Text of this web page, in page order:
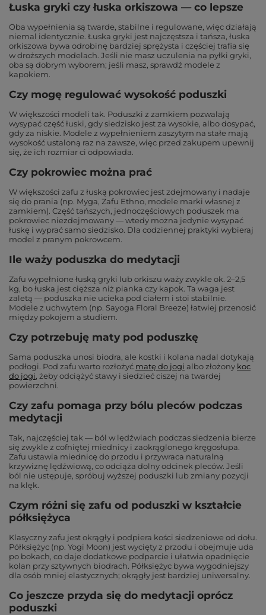
Łuska gryki czy łuska orkiszowa — co lepsze
Oba wypełnienia są twarde, stabilne i regulowane, więc działają
niemal identycznie. Łuska gryki jest najczęstsza i tańsza, łuska
orkiszowa bywa odrobinę bardziej sprężysta i częściej trafia się
w droższych modelach. Jeśli nie masz uczulenia na pyłki gryki,
oba są dobrym wyborem; jeśli masz, sprawdź modele z
kapokiem.
Czy mogę regulować wysokość poduszki
W większości modeli tak. Poduszki z zamkiem pozwalają
wysypać część łuski, gdy siedzisko jest za wysokie, albo dosypać,
gdy za niskie. Modele z wypełnieniem zaszytym na stałe mają
wysokość ustaloną raz na zawsze, więc przed zakupem upewnij
się, że ich rozmiar ci odpowiada.
Czy pokrowiec można prać
W większości zafu z łuską pokrowiec jest zdejmowany i nadaje
się do prania (np. Myga, Zafu Ethno, modele marki własnej z
zamkiem). Część tańszych, jednoczęściowych poduszek ma
pokrowiec niezdejmowany — wtedy można jedynie wysypać
łuskę i wyprać samo siedzisko. Dla codziennej praktyki wybieraj
model z pranym pokrowcem.
Ile waży poduszka do medytacji
Zafu wypełnione łuską gryki lub orkiszu waży zwykle ok. 2–2,5
kg, bo łuska jest cięższa niż pianka czy kapok. Ta waga jest
zaletą — poduszka nie ucieka pod ciałem i stoi stabilnie.
Modele z uchwytem (np. Sayoga Floral Breeze) łatwiej przenosić
między pokojem a studiem.
Czy potrzebuję maty pod poduszkę
Sama poduszka unosi biodra, ale kostki i kolana nadal dotykają
podłogi. Pod zafu warto rozłożyć matę do jogi albo złożony koc
do jogi, żeby odciążyć stawy i siedzieć ciszej na twardej
powierzchni.
Czy zafu pomaga przy bólu pleców podczas
medytacji
Tak, najczęściej tak — ból w lędźwiach podczas siedzenia bierze
się zwykle z cofniętej miednicy i zaokrąglonego kręgosłupa.
Zafu ustawia miednicę do przodu i przywraca naturalną
krzywiznę lędźwiową, co odciąża dolny odcinek pleców. Jeśli
ból nie ustępuje, spróbuj wyższej poduszki lub zmiany pozycji
na klęk.
Czym różni się zafu od poduszki w kształcie
półksiężyca
Klasyczny zafu jest okrągły i podpiera kości siedzeniowe od dołu.
Półksiężyc (np. Yogi Moon) jest wycięty z przodu i obejmuje uda
po bokach, co daje dodatkowe podparcie i ułatwia opadnięcie
kolan przy sztywnych biodrach. Półksiężyc bywa wygodniejszy
dla osób mniej elastycznych; okrągły jest bardziej uniwersalny.
Co jeszcze przyda się do medytacji oprócz
poduszki